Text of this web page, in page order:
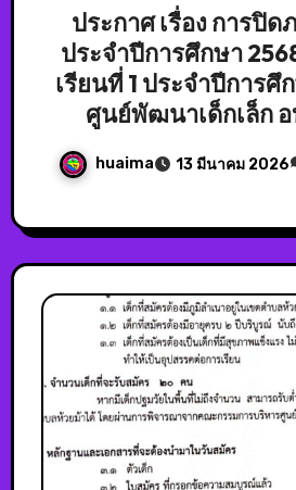
ประกาศ เรื่อง การปิด
ประจำปีการศึกษา
เรียนที่ 1 ประจำปีการศึ
ศูนย์พัฒนาเด็กเล็ก
huaima 13 มีนาคม 2026